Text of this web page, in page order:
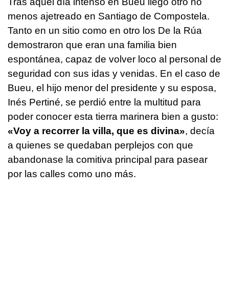
menos ajetreado en Santiago de Compostela.
Tanto en un sitio como en otro los De la Rúa
demostraron que eran una familia bien
espontánea, capaz de volver loco al personal de
seguridad con sus idas y venidas. En el caso de
Bueu, el hijo menor del presidente y su esposa,
Inés Pertiné, se perdió entre la multitud para
poder conocer esta tierra marinera bien a gusto:
«Voy a recorrer la villa, que es divina», decía
a quienes se quedaban perplejos con que
abandonase la comitiva principal para pasear
por las calles como uno más.